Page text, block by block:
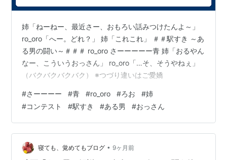
姉「ねーねー、最近さー、おもろい話みつけたんよ～」
ro_oro「へー。どれ？」 姉「これこれ」 ＃＃駅すき ～あ
る男の闘い～＃＃＃ ro_oro さーーーーー青 姉「おるやん
なー、こういうおっさん」 ro_oro「…そ、そうやねぇ」
（バクバクバクバク） ※つづり違いはご愛嬌
#さーーーー #青 #ro_oro #ろお #姉
#コンテスト #駅すき #ある男 #おっさん
寝ても、覚めてもブログ • 9ヶ月前